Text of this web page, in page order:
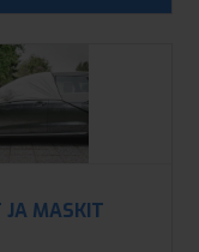
JA MASKIT